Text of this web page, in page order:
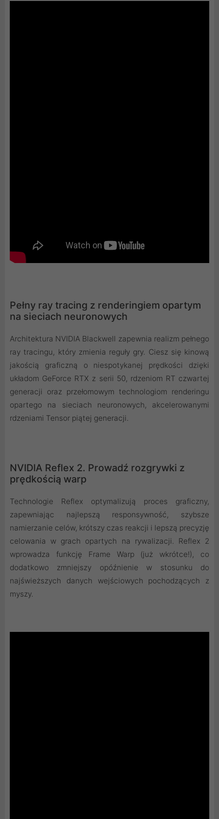
Pełny ray tracing z renderingiem opartym
na sieciach neuronowych
Architektura NVIDIA Blackwell zapewnia realizm pełnego
ray tracingu, który zmienia reguły gry. Ciesz się kinową
jakością graficzną o niespotykanej prędkości dzięki
układom GeForce RTX z serii 50, rdzeniom RT czwartej
generacji oraz przełomowym technologiom renderingu
opartego na sieciach neuronowych, akcelerowanymi
rdzeniami Tensor piątej generacji.
NVIDIA Reflex 2. Prowadź rozgrywki z
prędkością warp
Technologie Reflex optymalizują proces graficzny,
zapewniając najlepszą responsywność, szybsze
namierzanie celów, krótszy czas reakcji i lepszą precyzję
celowania w grach opartych na rywalizacji. Reflex 2
wprowadza funkcję Frame Warp (już wkrótce!), co
dodatkowo zmniejszy opóźnienie w stosunku do
najświeższych danych wejściowych pochodzących z
myszy.